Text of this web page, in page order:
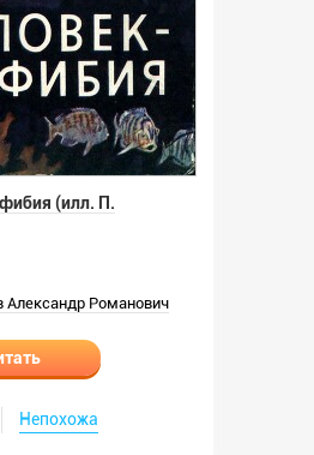
(илл. П.
Александр Романович
Непохожа